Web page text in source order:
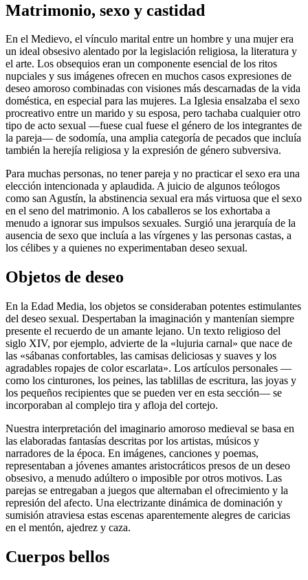
Matrimonio, sexo y castidad
En el Medievo, el vínculo marital entre un hombre y una mujer era
un ideal obsesivo alentado por la legislación religiosa, la literatura y
el arte. Los obsequios eran un componente esencial de los ritos
nupciales y sus imágenes ofrecen en muchos casos expresiones de
deseo amoroso combinadas con visiones más descarnadas de la vida
doméstica, en especial para las mujeres. La Iglesia ensalzaba el sexo
procreativo entre un marido y su esposa, pero tachaba cualquier otro
tipo de acto sexual —fuese cual fuese el género de los integrantes de
la pareja— de sodomía, una amplia categoría de pecados que incluía
también la herejía religiosa y la expresión de género subversiva.
Para muchas personas, no tener pareja y no practicar el sexo era una
elección intencionada y aplaudida. A juicio de algunos teólogos
como san Agustín, la abstinencia sexual era más virtuosa que el sexo
en el seno del matrimonio. A los caballeros se los exhortaba a
menudo a ignorar sus impulsos sexuales. Surgió una jerarquía de la
ausencia de sexo que incluía a las vírgenes y las personas castas, a
los célibes y a quienes no experimentaban deseo sexual.
Objetos de deseo
En la Edad Media, los objetos se consideraban potentes estimulantes
del deseo sexual. Despertaban la imaginación y mantenían siempre
presente el recuerdo de un amante lejano. Un texto religioso del
siglo XIV, por ejemplo, advierte de la «lujuria carnal» que nace de
las «sábanas confortables, las camisas deliciosas y suaves y los
agradables ropajes de color escarlata». Los artículos personales —
como los cinturones, los peines, las tablillas de escritura, las joyas y
los pequeños recipientes que se pueden ver en esta sección— se
incorporaban al complejo tira y afloja del cortejo.
Nuestra interpretación del imaginario amoroso medieval se basa en
las elaboradas fantasías descritas por los artistas, músicos y
narradores de la época. En imágenes, canciones y poemas,
representaban a jóvenes amantes aristocráticos presos de un deseo
obsesivo, a menudo adúltero o imposible por otros motivos. Las
parejas se entregaban a juegos que alternaban el ofrecimiento y la
represión del afecto. Una electrizante dinámica de dominación y
sumisión atraviesa estas escenas aparentemente alegres de caricias
en el mentón, ajedrez y caza.
Cuerpos bellos